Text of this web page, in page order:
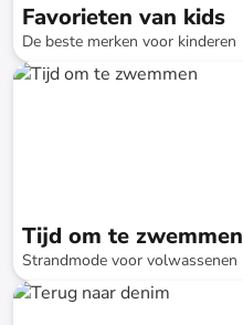
Favorieten van kids
De beste merken voor kinderen
tot -71%*
Tijd om te zwemmen
Strandmode voor volwassenen
tot-75%*